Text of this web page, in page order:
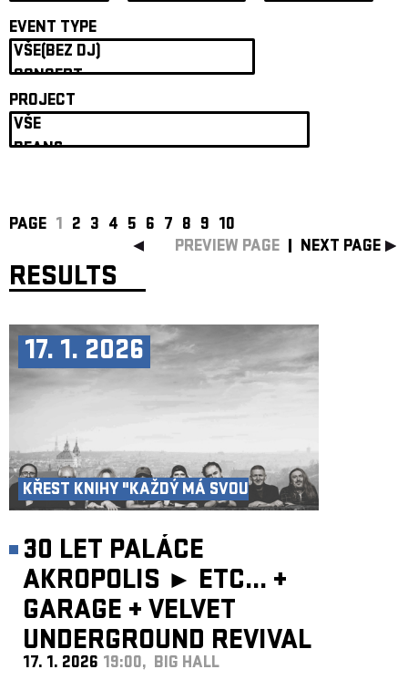
EVENT TYPE
PROJECT
PAGE 1 2 3 4 5 6 7 8 9 10
PREVIEW PAGE
NEXT PAGE
RESULTS
17. 1. 2026
KŘEST KNIHY "KAŽDÝ MÁ SVOU
30 LET PALÁCE
AKROPOLIS ► ETC... +
GARAGE + VELVET
UNDERGROUND REVIVAL
BAND
17. 1. 2026 19:00, BIG HALL